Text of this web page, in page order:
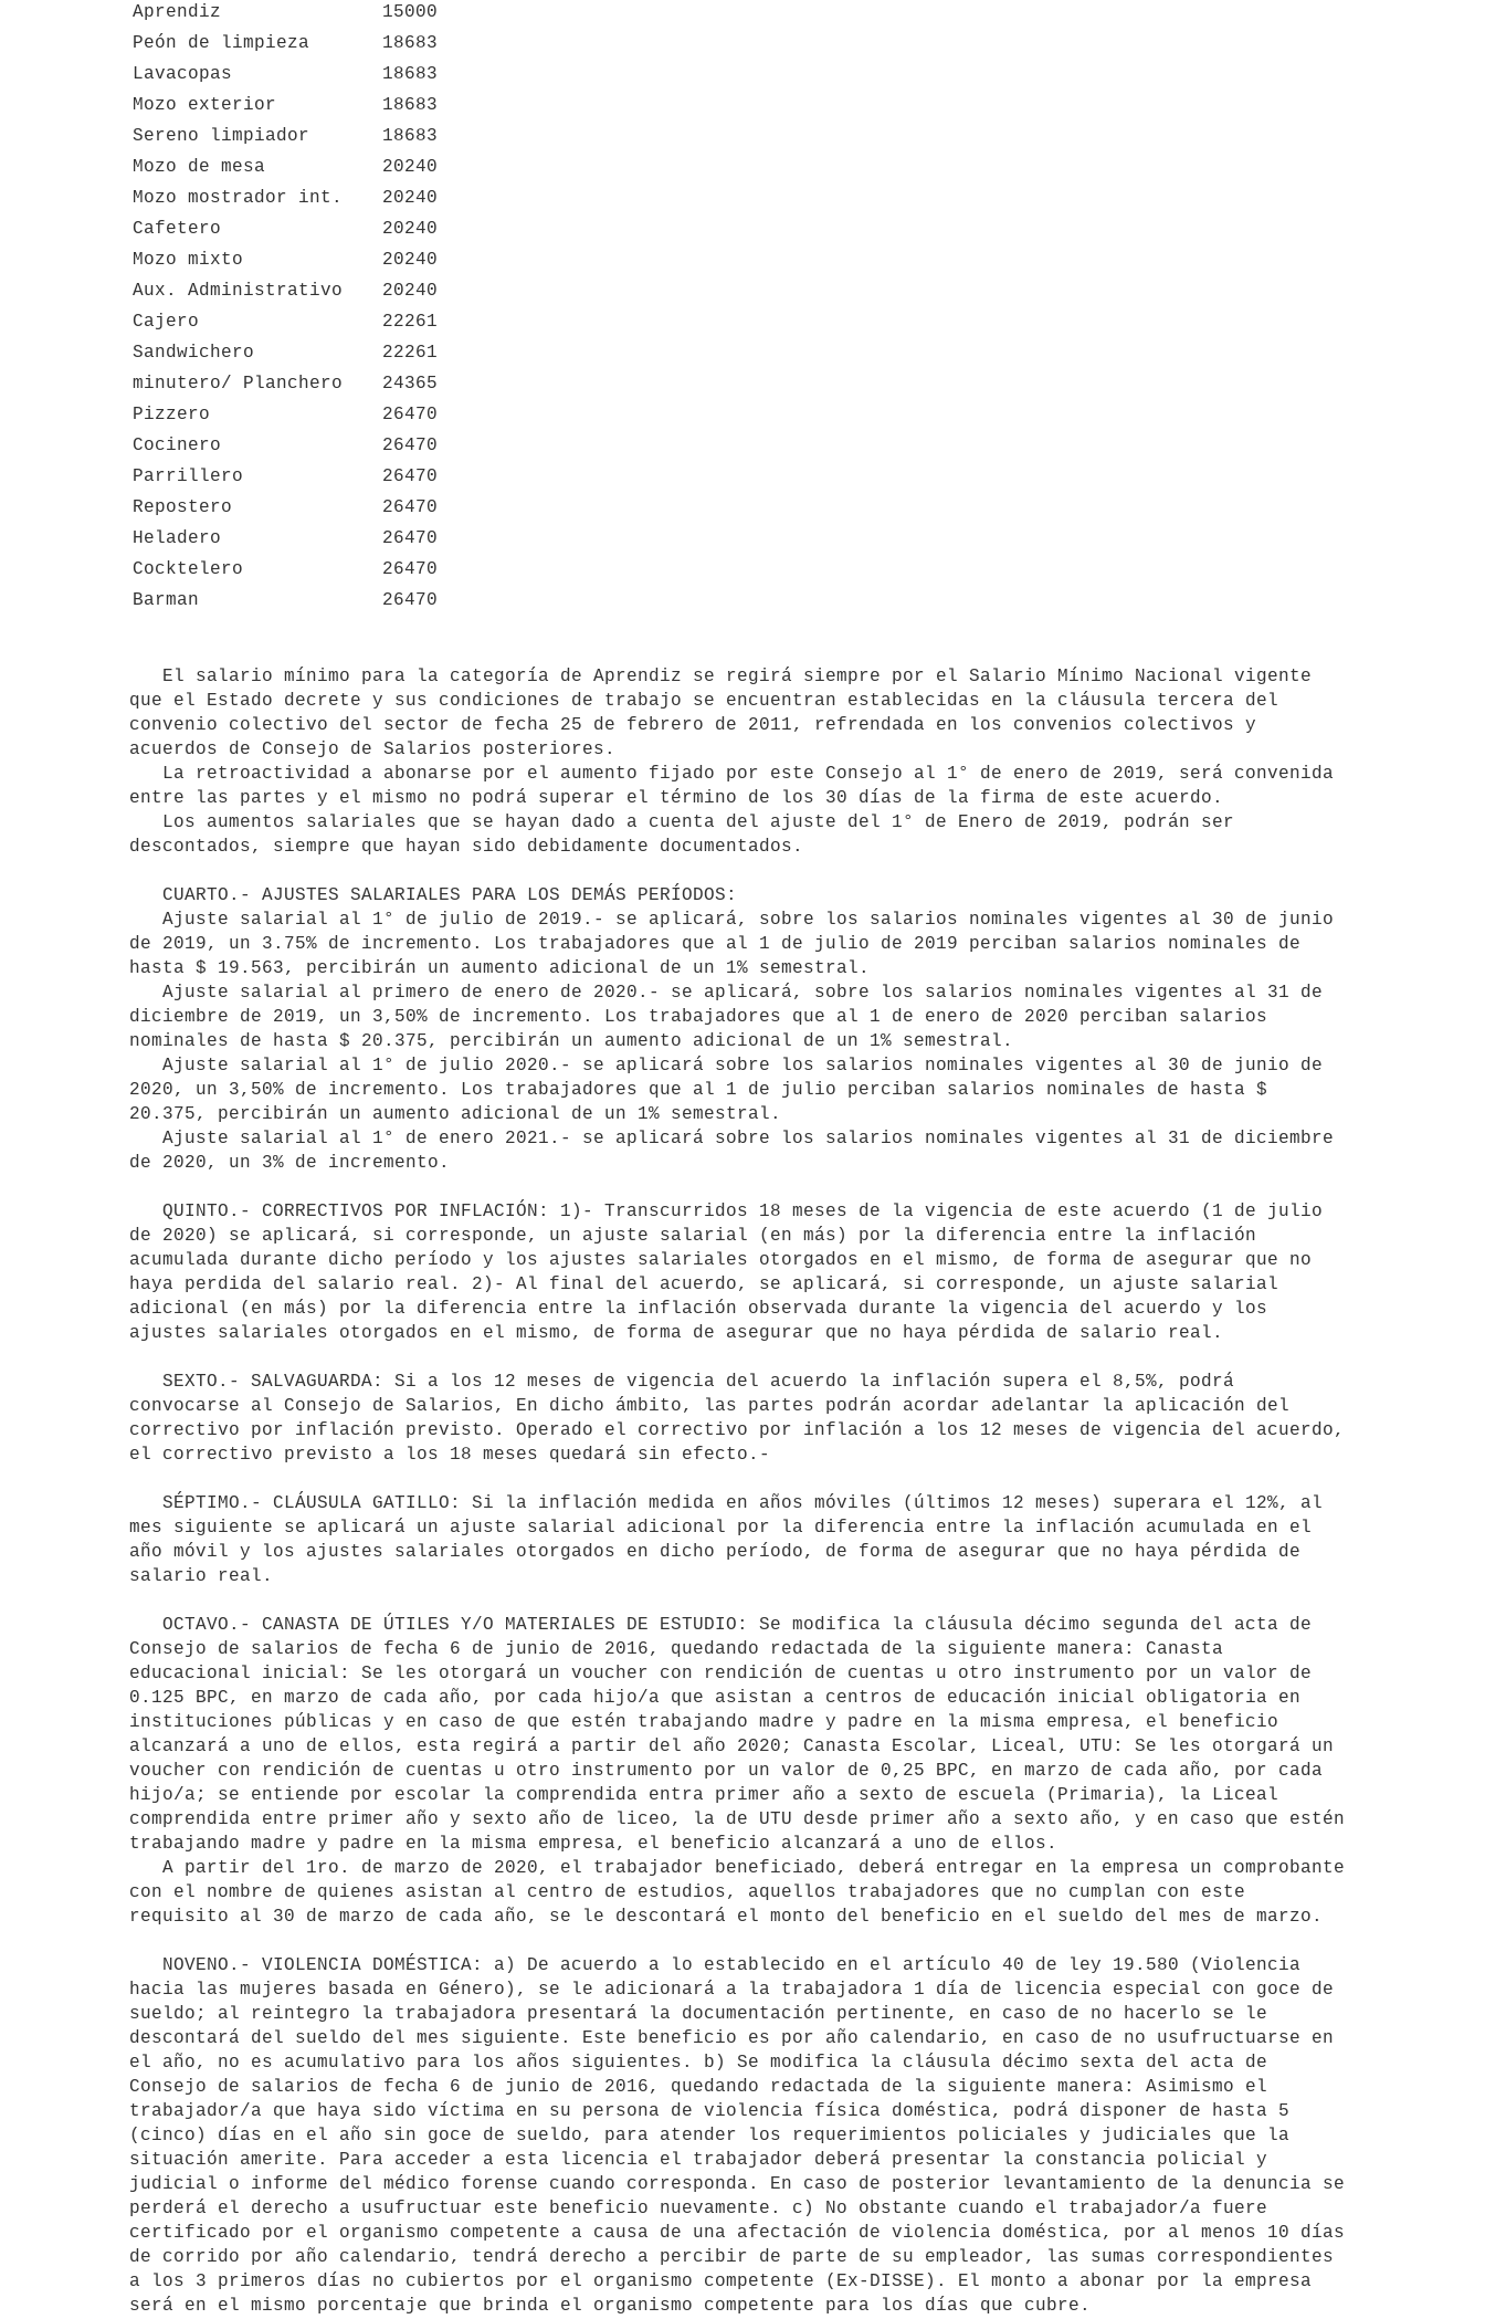
Aprendiz
15000
Peón de limpieza
18683
Lavacopas
18683
Mozo exterior
18683
Sereno limpiador
18683
Mozo de mesa
20240
Mozo mostrador int.
20240
Cafetero
20240
Mozo mixto
20240
Aux. Administrativo
20240
Cajero
22261
Sandwichero
22261
minutero/ Planchero
24365
Pizzero
26470
Cocinero
26470
Parrillero
26470
Repostero
26470
Heladero
26470
Cocktelero
26470
Barman
26470
que el Estado decrete y sus condiciones de trabajo se encuentran establecidas en la cláusula tercera del
convenio colectivo del sector de fecha 25 de febrero de 2011, refrendada en los convenios colectivos y
acuerdos de Consejo de Salarios posteriores.
entre las partes y el mismo no podrá superar el término de los 30 días de la firma de este acuerdo.
descontados, siempre que hayan sido debidamente documentados.
de 2019, un 3.75% de incremento. Los trabajadores que al 1 de julio de 2019 perciban salarios nominales de
hasta $ 19.563, percibirán un aumento adicional de un 1% semestral.
diciembre de 2019, un 3,50% de incremento. Los trabajadores que al 1 de enero de 2020 perciban salarios
nominales de hasta $ 20.375, percibirán un aumento adicional de un 1% semestral.
2020, un 3,50% de incremento. Los trabajadores que al 1 de julio perciban salarios nominales de hasta $
20.375, percibirán un aumento adicional de un 1% semestral.
de 2020, un 3% de incremento.
de 2020) se aplicará, si corresponde, un ajuste salarial (en más) por la diferencia entre la inflación
acumulada durante dicho período y los ajustes salariales otorgados en el mismo, de forma de asegurar que no
haya perdida del salario real. 2)- Al final del acuerdo, se aplicará, si corresponde, un ajuste salarial
adicional (en más) por la diferencia entre la inflación observada durante la vigencia del acuerdo y los
ajustes salariales otorgados en el mismo, de forma de asegurar que no haya pérdida de salario real.
convocarse al Consejo de Salarios, En dicho ámbito, las partes podrán acordar adelantar la aplicación del
correctivo por inflación previsto. Operado el correctivo por inflación a los 12 meses de vigencia del acuerdo,
el correctivo previsto a los 18 meses quedará sin efecto.-
mes siguiente se aplicará un ajuste salarial adicional por la diferencia entre la inflación acumulada en el
año móvil y los ajustes salariales otorgados en dicho período, de forma de asegurar que no haya pérdida de
salario real.
Consejo de salarios de fecha 6 de junio de 2016, quedando redactada de la siguiente manera: Canasta
educacional inicial: Se les otorgará un voucher con rendición de cuentas u otro instrumento por un valor de
0.125 BPC, en marzo de cada año, por cada hijo/a que asistan a centros de educación inicial obligatoria en
instituciones públicas y en caso de que estén trabajando madre y padre en la misma empresa, el beneficio
alcanzará a uno de ellos, esta regirá a partir del año 2020; Canasta Escolar, Liceal, UTU: Se les otorgará un
voucher con rendición de cuentas u otro instrumento por un valor de 0,25 BPC, en marzo de cada año, por cada
hijo/a; se entiende por escolar la comprendida entra primer año a sexto de escuela (Primaria), la Liceal
comprendida entre primer año y sexto año de liceo, la de UTU desde primer año a sexto año, y en caso que estén
trabajando madre y padre en la misma empresa, el beneficio alcanzará a uno de ellos.
con el nombre de quienes asistan al centro de estudios, aquellos trabajadores que no cumplan con este
requisito al 30 de marzo de cada año, se le descontará el monto del beneficio en el sueldo del mes de marzo.
hacia las mujeres basada en Género), se le adicionará a la trabajadora 1 día de licencia especial con goce de
sueldo; al reintegro la trabajadora presentará la documentación pertinente, en caso de no hacerlo se le
descontará del sueldo del mes siguiente. Este beneficio es por año calendario, en caso de no usufructuarse en
el año, no es acumulativo para los años siguientes. b) Se modifica la cláusula décimo sexta del acta de
Consejo de salarios de fecha 6 de junio de 2016, quedando redactada de la siguiente manera: Asimismo el
trabajador/a que haya sido víctima en su persona de violencia física doméstica, podrá disponer de hasta 5
(cinco) días en el año sin goce de sueldo, para atender los requerimientos policiales y judiciales que la
situación amerite. Para acceder a esta licencia el trabajador deberá presentar la constancia policial y
judicial o informe del médico forense cuando corresponda. En caso de posterior levantamiento de la denuncia se
perderá el derecho a usufructuar este beneficio nuevamente. c) No obstante cuando el trabajador/a fuere
certificado por el organismo competente a causa de una afectación de violencia doméstica, por al menos 10 días
de corrido por año calendario, tendrá derecho a percibir de parte de su empleador, las sumas correspondientes
a los 3 primeros días no cubiertos por el organismo competente (Ex-DISSE). El monto a abonar por la empresa
será en el mismo porcentaje que brinda el organismo competente para los días que cubre.